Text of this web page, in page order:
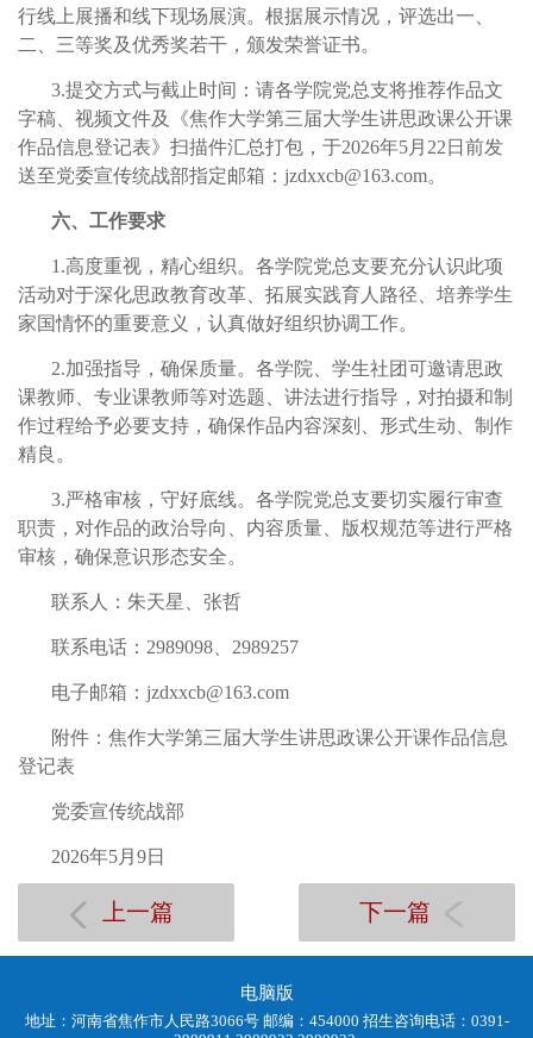
行线上展播和线下现场展演。根据展示情况，评选出一、
二、三等奖及优秀奖若干，颁发荣誉证书。
3.提交方式与截止时间：请各学院党总支将推荐作品文
字稿、视频文件及《焦作大学第三届大学生讲思政课公开课
作品信息登记表》扫描件汇总打包，于2026年5月22日前发
送至党委宣传统战部指定邮箱：jzdxxcb@163.com。
六、工作要求
1.高度重视，精心组织。各学院党总支要充分认识此项
活动对于深化思政教育改革、拓展实践育人路径、培养学生
家国情怀的重要意义，认真做好组织协调工作。
2.加强指导，确保质量。各学院、学生社团可邀请思政
课教师、专业课教师等对选题、讲法进行指导，对拍摄和制
作过程给予必要支持，确保作品内容深刻、形式生动、制作
精良。
3.严格审核，守好底线。各学院党总支要切实履行审查
职责，对作品的政治导向、内容质量、版权规范等进行严格
审核，确保意识形态安全。
联系人：朱天星、张哲
联系电话：2989098、2989257
电子邮箱：jzdxxcb@163.com
附件：焦作大学第三届大学生讲思政课公开课作品信息
登记表
党委宣传统战部
2026年5月9日
上一篇 下一篇
电脑版
地址：河南省焦作市人民路3066号 邮编：454000 招生咨询电话：0391-